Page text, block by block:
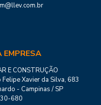
EMPRESA
E CONSTRUÇÃO
Felipe Xavier da Silva, 683
- Campinas / SP
680